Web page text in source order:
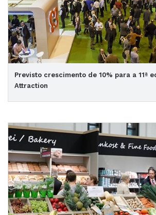
Previsto crescimento de 10% para a 11ª
Attraction